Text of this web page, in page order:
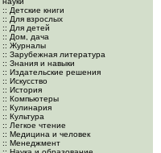
:: Детские книги
:: Для взрослых
:: Для детей
:: Дом, дача
:: Журналы
:: Зарубежная литература
:: Знания и навыки
:: Издательские решения
:: Искусство
:: История
:: Компьютеры
:: Кулинария
:: Культура
:: Легкое чтение
:: Медицина и человек
:: Менеджмент